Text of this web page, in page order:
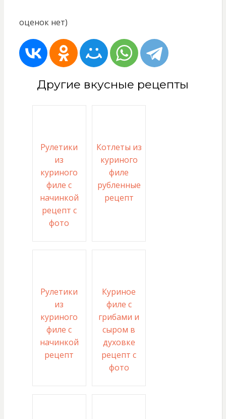
оценок нет)
Другие вкусные рецепты
Рулетики
из
куриного
филе с
начинкой
рецепт с
фото
Котлеты из
куриного
филе
рубленные
рецепт
Рулетики
из
куриного
филе с
начинкой
рецепт
Куриное
филе с
грибами и
сыром в
духовке
рецепт с
фото